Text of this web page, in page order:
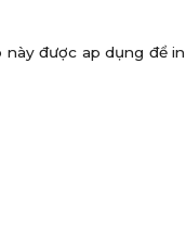
được ap dụng để in